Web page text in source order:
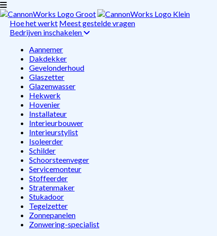
Hoe het werkt Meest gestelde vragen
Bedrijven inschakelen
Aannemer
Dakdekker
Gevelonderhoud
Glaszetter
Glazenwasser
Hekwerk
Hovenier
Installateur
Interieurbouwer
Interieurstylist
Isoleerder
Schilder
Schoorsteenveger
Servicemonteur
Stoffeerder
Stratenmaker
Stukadoor
Tegelzetter
Zonnepanelen
Zonwering-specialist